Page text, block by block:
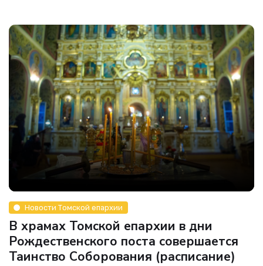
Новости Томской епархии
В храмах Томской епархии в дни
Рождественского поста совершается
Таинство Соборования (расписание)